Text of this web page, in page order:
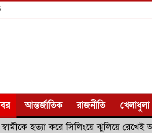
আন্তর্জাতিক রাজনীতি খেলাধুলা
হত্যা করে সিলিংয়ে ঝুলিয়ে রেখেই